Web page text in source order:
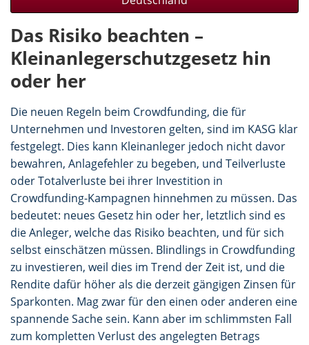
Das Risiko beachten –
Kleinanlegerschutzgesetz hin
oder her
Die neuen Regeln beim Crowdfunding, die für
Unternehmen und Investoren gelten, sind im KASG klar
festgelegt. Dies kann Kleinanleger jedoch nicht davor
bewahren, Anlagefehler zu begeben, und Teilverluste
oder Totalverluste bei ihrer Investition in
Crowdfunding-Kampagnen hinnehmen zu müssen. Das
bedeutet: neues Gesetz hin oder her, letztlich sind es
die Anleger, welche das Risiko beachten, und für sich
selbst einschätzen müssen. Blindlings in Crowdfunding
zu investieren, weil dies im Trend der Zeit ist, und die
Rendite dafür höher als die derzeit gängigen Zinsen für
Sparkonten. Mag zwar für den einen oder anderen eine
spannende Sache sein. Kann aber im schlimmsten Fall
zum kompletten Verlust des angelegten Betrags